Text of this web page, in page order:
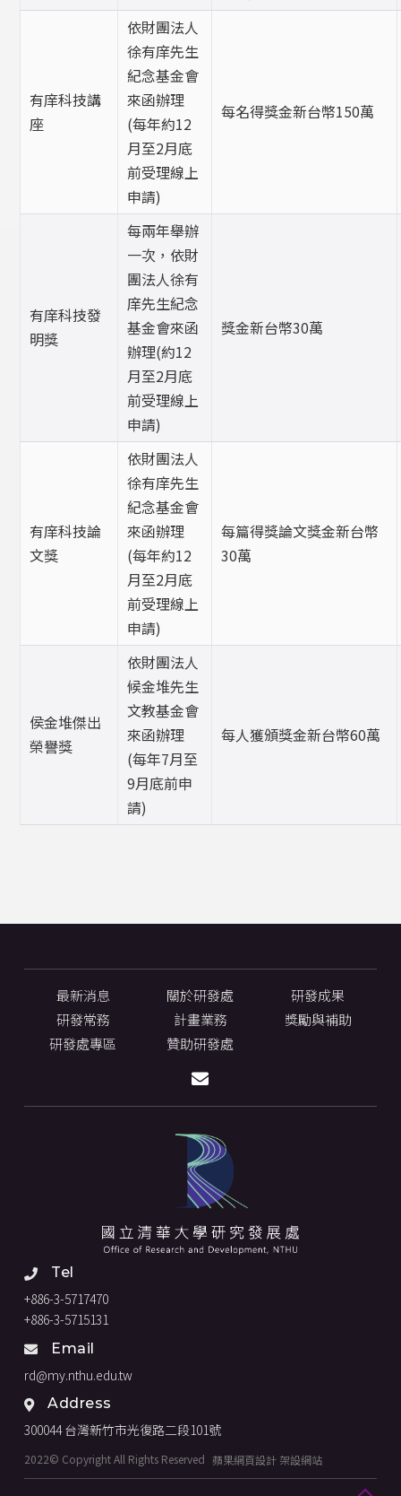
有庠科技講
座
依財團法人
徐有庠先生
紀念基金會
來函辦理
(每年約12
月至2月底
前受理線上
申請)
每名得獎金新台幣150萬
有庠科技發
明獎
每兩年舉辦
一次，依財
團法人徐有
庠先生紀念
基金會來函
辦理(約12
月至2月底
前受理線上
申請)
獎金新台幣30萬
有庠科技論
文獎
依財團法人
徐有庠先生
紀念基金會
來函辦理
(每年約12
月至2月底
前受理線上
申請)
每篇得獎論文獎金新台幣
30萬
侯金堆傑出
榮譽獎
依財團法人
候金堆先生
文教基金會
來函辦理
(每年7月至
9月底前申
請)
每人獲頒獎金新台幣60萬
最新消息 關於研發處
研發成果
研發常務
計畫業務
獎勵與補助
研發處專區
贊助研發處
Tel
+886-3-5717470
+886-3-5715131
Email
rd@my.nthu.edu.tw
Address
300044 台灣新竹市光復路二段101號
2022© Copyright All Rights Reserved 蘋果網頁設計 架設網站